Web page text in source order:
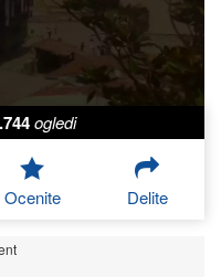
ogledi
Ocenite Delite